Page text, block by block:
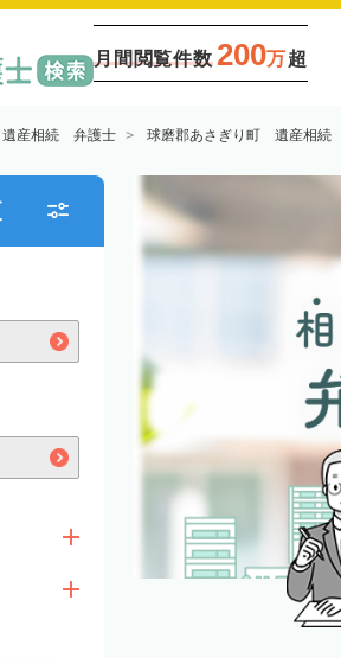
月間閲覧件数 200万超
産相続 弁護士 球磨郡あさぎり町 遺産相続